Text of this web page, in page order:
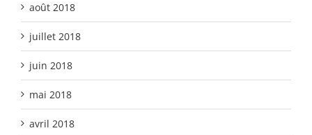
août 2018
juillet 2018
juin 2018
mai 2018
avril 2018